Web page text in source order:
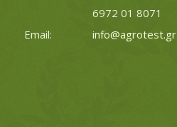
			6972 01 8071
info@agrotest.gr